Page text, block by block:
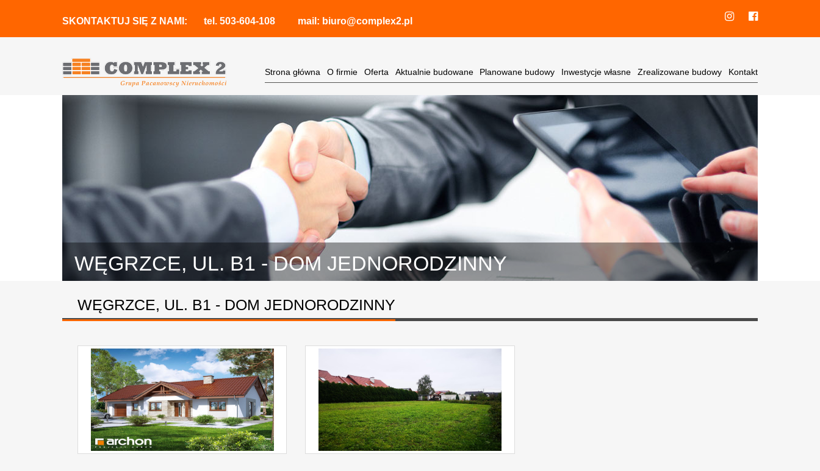
SKONTAKTUJ SIĘ Z NAMI: tel. 503-604-108 mail: biuro@complex2.pl
Strona główna O firmie Oferta Aktualnie budowane Planowane budowy Inwestycje własne Zrealizowane budowy Kontakt
WĘGRZCE, UL. B1 - DOM JEDNORODZINNY
WĘGRZCE, UL. B1 - DOM JEDNORODZINNY